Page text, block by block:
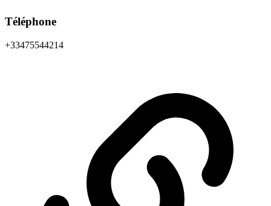
Téléphone
+33475544214